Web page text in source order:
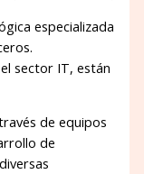
especializada
sector IT, están
de equipos
de